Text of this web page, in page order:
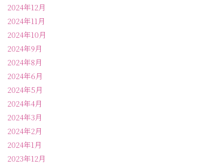
2024年12月
2024年11月
2024年10月
2024年9月
2024年8月
2024年6月
2024年5月
2024年4月
2024年3月
2024年2月
2024年1月
2023年12月